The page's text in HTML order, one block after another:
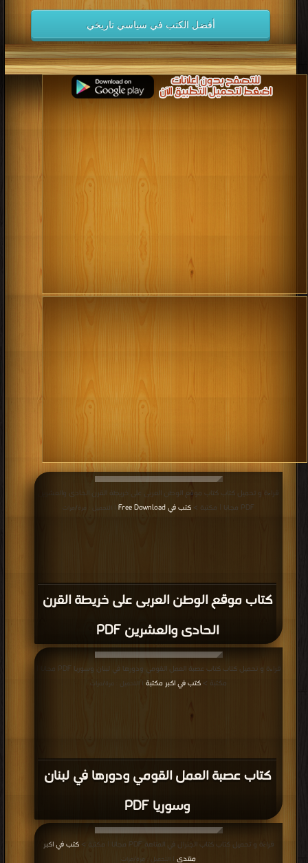
أفضل الكتب في سياسي تاريخي
كتاب موقع الوطن العربى على خريطة القرن
الحادى والعشرين PDF
قراءة و تحميل كتاب كتاب موقع الوطن العربى على خريطة القرن الحادى والعشرين
PDF مجانا | مكتبة >
كتب في Free Download | التحميل : مرة/مرات
كتاب عصبة العمل القومي ودورها في لبنان
وسوريا PDF
قراءة و تحميل كتاب كتاب عصبة العمل القومي ودورها في لبنان وسوريا PDF مجانا |
مكتبة > كتب في اكبر مكتبة | التحميل : مرة/مرات
قراءة و تحميل كتاب كتاب الجنرال في المتاهة PDF مجانا | مكتبة >
كتب في اكبر
منتدى
| التحميل : مرة/مرات